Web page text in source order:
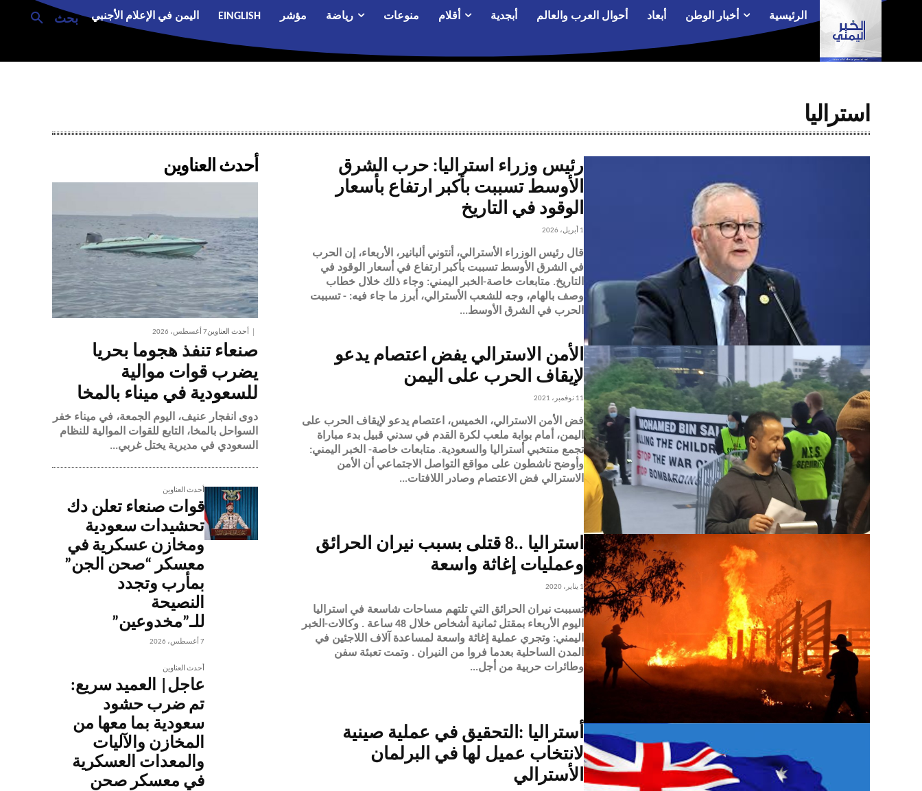
بحث الرئيسية أخبار الوطن أبعاد أحوال العرب والعالم أبجدية أقلام منوعات رياضة مؤشر EINGLISH اليمن في الإعلام الأجنبي
استراليا
رئيس وزراء استراليا: حرب الشرق
الأوسط تسببت بأكبر ارتفاع بأسعار
الوقود في التاريخ
1 أبريل، 2026
قال رئيس الوزراء الأسترالي، أنتوني ألبانير، الأربعاء، إن الحرب
في الشرق الأوسط تسببت بأكبر ارتفاع في أسعار الوقود في
التاريخ. متابعات خاصة-الخبر اليمني: وجاء ذلك خلال خطاب
وصف بالهام، وجه للشعب الأسترالي، أبرز ما جاء فيه: - تسببت
الحرب في الشرق الأوسط...
الأمن الاسترالي يفض اعتصام يدعو
لإيقاف الحرب على اليمن
11 نوفمبر، 2021
فض الأمن الاسترالي، الخميس، اعتصام يدعو لإيقاف الحرب على
اليمن، أمام بوابة ملعب لكرة القدم في سدني قبيل بدء مباراة
تجمع منتخبي أستراليا والسعودية. متابعات خاصة- الخبر اليمني:
وأوضح ناشطون على مواقع التواصل الاجتماعي أن الأمن
الاسترالي فض الاعتصام وصادر اللافتات...
استراليا ..8 قتلى بسبب نيران الحرائق
وعمليات إغاثة واسعة
1 يناير، 2020
تسببت نيران الحرائق التي تلتهم مساحات شاسعة في استراليا
اليوم الأربعاء بمقتل ثمانية أشخاص خلال 48 ساعة . وكالات-الخبر
اليمني: وتجري عملية إغاثة واسعة لمساعدة آلاف اللاجئين في
المدن الساحلية بعدما فروا من النيران . وتمت تعبئة سفن
وطائرات حربية من أجل...
أستراليا :التحقيق في عملية صينية
لانتخاب عميل لها في البرلمان
الأسترالي
أحدث العناوين
أحدث العناوين7 أغسطس، 2026
صنعاء تنفذ هجوما بحريا
يضرب قوات موالية
للسعودية في ميناء بالمخا
دوى انفجار عنيف، اليوم الجمعة، في ميناء خفر
السواحل بالمخا، التابع للقوات الموالية للنظام
السعودي في مديرية يختل غربي...
أحدث العناوين
قوات صنعاء تعلن دك
تحشيدات سعودية
ومخازن عسكرية في
معسكر “صحن الجن”
بمأرب وتجدد
النصيحة
للـ”مخدوعين”
7 أغسطس، 2026
أحدث العناوين
عاجل| العميد سريع:
تم ضرب حشود
سعودية بما معها من
المخازن والآليات
والمعدات العسكرية
في معسكر صحن